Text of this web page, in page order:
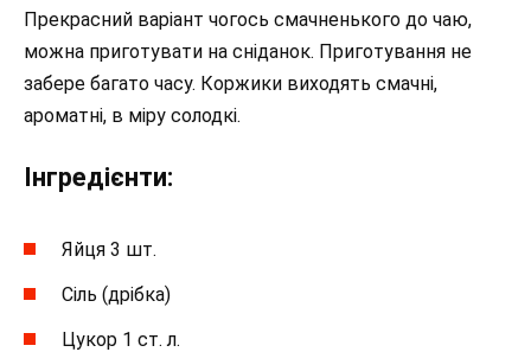
Прекрасний варіант чогось смачненького до чаю,
можна приготувати на сніданок. Приготування не
забере багато часу. Коржики виходять смачні,
ароматні, в міру солодкі.
Інгредієнти:
Яйця 3 шт.
Сіль (дрібка)
Цукор 1 ст. л.